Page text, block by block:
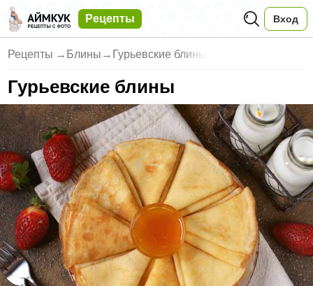
Рецепты Вход
Рецепты → Блины → Гурьевские блины
Гурьевские блины